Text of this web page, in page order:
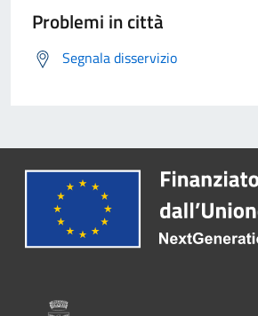
Problemi in città
Segnala disservizio